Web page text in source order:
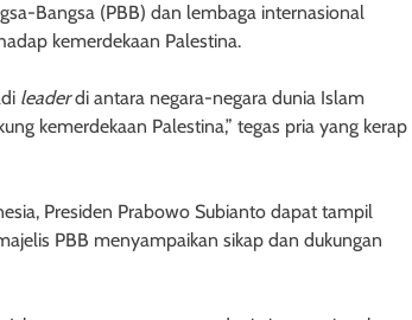
Bangsa (PBB) dan lembaga internasional
kemerdekaan Palestina.
leaderdi antara negara-negara dunia Islam
kemerdekaan Palestina,” tegas pria yang kerap
Presiden Prabowo Subianto dapat tampil
PBB menyampaikan sikap dan dukungan